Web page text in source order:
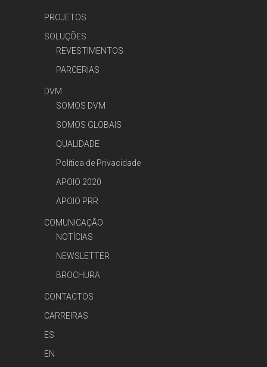
PROJETOS
SOLUÇÕES
REVESTIMENTOS
PARCERIAS
DVM
SOMOS DVM
SOMOS GLOBAIS
QUALIDADE
Política de Privacidade
APOIO 2020
APOIO PRR
COMUNICAÇÃO
NOTÍCIAS
NEWSLETTER
BROCHURA
CONTACTOS
CARREIRAS
ES
EN